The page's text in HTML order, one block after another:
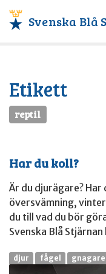
Svenska Blå
Etikett
reptil
Har du koll?
Är du djurägare?
översvämning,
du till vad du bör
Svenska Blå
djur fågel gnagare